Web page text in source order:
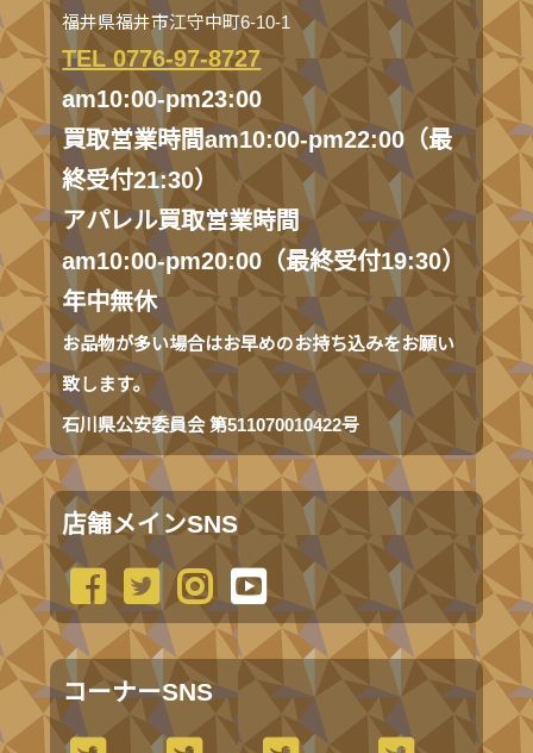
福井県福井市江守中町6-10-1
TEL 0776-97-8727
am10:00-pm23:00
買取営業時間am10:00-pm22:00（最
終受付21:30）
アパレル買取営業時間
am10:00-pm20:00（最終受付19:30）
年中無休
お品物が多い場合はお早めのお持ち込みをお願い
致します。
石川県公安委員会 第511070010422号
店舗メインSNS
コーナーSNS